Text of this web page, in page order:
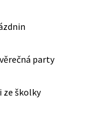
party
ze školky